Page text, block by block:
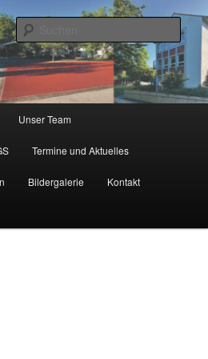
Unser Team
Termine und Aktuelles
Bildergalerie Kontakt